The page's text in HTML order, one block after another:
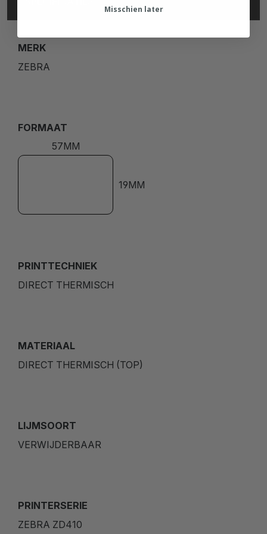
MERK
ZEBRA
FORMAAT
57MM
19MM
PRINTTECHNIEK
DIRECT THERMISCH
MATERIAAL
DIRECT THERMISCH (TOP)
LIJMSOORT
VERWIJDERBAAR
PRINTERSERIE
ZEBRA ZD410
Misschien later